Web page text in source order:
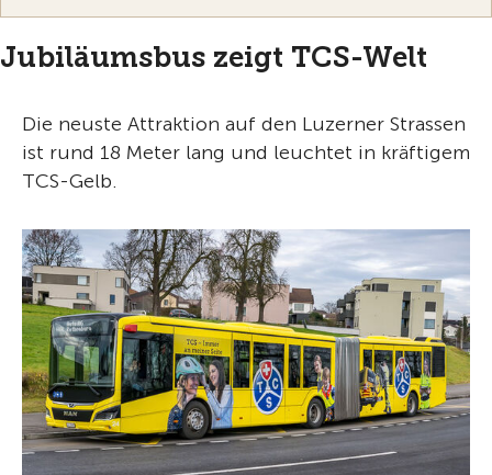
Jubiläumsbus zeigt TCS-Welt
Die neuste Attraktion auf den Luzerner Strassen
ist rund 18 Meter lang und leuchtet in kräftigem
TCS-Gelb.